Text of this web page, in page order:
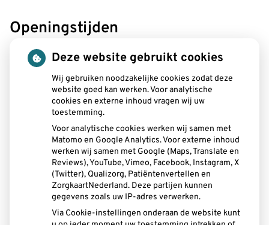
Openingstijden
Maandag: 08.00tot
- 12.30
13.00 tot- 19.00
08.00tot
- 12.30
13.00tot
- 17.00
Woensdag:
08.15 tot
- 12.30
Donderdag:
08.00tot
- 12.30
13.00tot
- 17.00
08.00tot
- 12.30
13.00tot
- 15.00
Aangesloten bij:
Deze website gebruikt cookies
Wij gebruiken noodzakelijke cookies zodat deze
website goed kan werken. Voor analytische
cookies en externe inhoud vragen wij uw
toestemming.
Voor analytische cookies werken wij samen met
Matomo en Google Analytics. Voor externe inhoud
werken wij samen met Google (Maps, Translate en
Reviews), YouTube, Vimeo, Facebook, Instagram, X
(Twitter), Qualizorg, Patiëntenvertellen en
ZorgkaartNederland. Deze partijen kunnen
gegevens zoals uw IP-adres verwerken.
Via Cookie-instellingen onderaan de website kunt